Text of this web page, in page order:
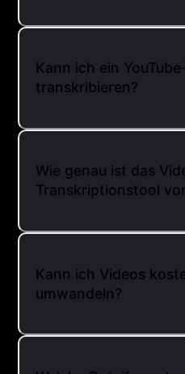
Kann ich ein
transkribieren?
Wie genau ist das
Transkriptionstool
Kann ich Videos
umwandeln?